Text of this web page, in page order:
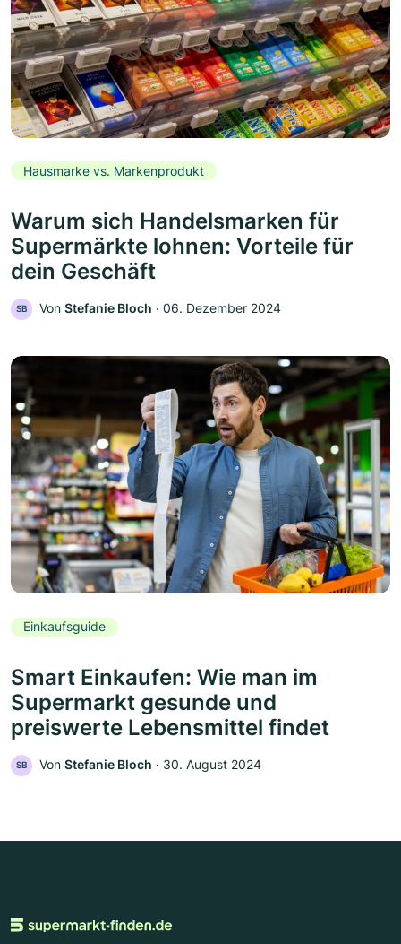
Hausmarke vs. Markenprodukt
Warum sich Handelsmarken für
Supermärkte lohnen: Vorteile für
dein Geschäft
SB Von Stefanie Bloch ‧ 06. Dezember 2024
Einkaufsguide
Smart Einkaufen: Wie man im
Supermarkt gesunde und
preiswerte Lebensmittel findet
SB Von Stefanie Bloch ‧ 30. August 2024